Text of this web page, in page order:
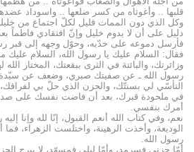
قلبها .. وأغوثاه من كسر ضلعها .. واسوداد
وكل الذي دون الممات قليل لكلّ اجتماع من
دليل على أن لا يدوم خليل وإنّ افتقادي فاطماً
فأرسل دموعه على خدّيه، وحوّل وجهه إلى قبر
فقال: السلام عليك يا رسول الله، السلام عليك
وزائرتك، والبائتة في الثرى ببقعتك، المختار
رسول الله ـ عن صفيتك صبري، وضعف عن سيّدة
التأسّي لي بسنتّك، والحزن الذي حلّ بي
في ملحودة قبرك، بعد أن فاضت نفسك على
أمرك بنفسي.
نعم، وفي كتاب الله أنعم القبول، إنّا لله وإنا
الوديعة، وأخذت الرهينة، واختلست الزهراء، فما
رسول الله.
أمّا حزني فسرمد، وأمّا ليلي فمسهّد، لا يبرح